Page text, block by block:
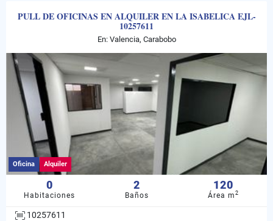
PULL DE OFICINAS EN ALQUILER EN LA ISABELICA EJL-
10257611
En: Valencia, Carabobo
Oficina Alquiler
0
Habitaciones
2
Baños
120
Área m2
10257611